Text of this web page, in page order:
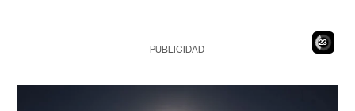
21
PUBLICIDAD